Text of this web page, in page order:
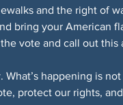
and the right of
bring your American
vote and call out this
happening is
protect our rights,